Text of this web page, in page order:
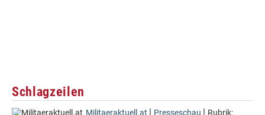
Schlagzeilen
Militaeraktuell.at | Presseschau | Rubrik: